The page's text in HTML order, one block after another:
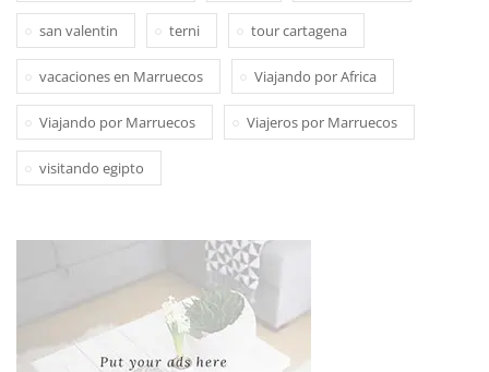
san valentin terni tour cartagena
vacaciones en Marruecos Viajando por Africa
Viajando por Marruecos Viajeros por Marruecos
visitando egipto